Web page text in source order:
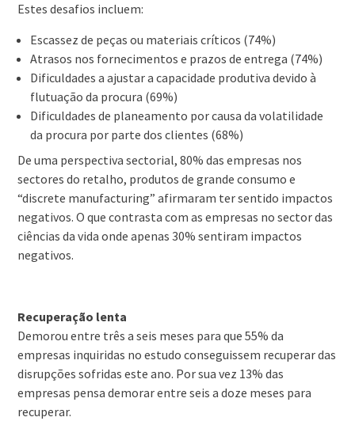
Estes desafios incluem:
Escassez de peças ou materiais críticos (74%)
Atrasos nos fornecimentos e prazos de entrega (74%)
Dificuldades a ajustar a capacidade produtiva devido à
flutuação da procura (69%)
Dificuldades de planeamento por causa da volatilidade
da procura por parte dos clientes (68%)
De uma perspectiva sectorial, 80% das empresas nos
sectores do retalho, produtos de grande consumo e
“discrete manufacturing” afirmaram ter sentido impactos
negativos. O que contrasta com as empresas no sector das
ciências da vida onde apenas 30% sentiram impactos
negativos.
Recuperação lenta
Demorou entre três a seis meses para que 55% da
empresas inquiridas no estudo conseguissem recuperar das
disrupções sofridas este ano. Por sua vez 13% das
empresas pensa demorar entre seis a doze meses para
recuperar.